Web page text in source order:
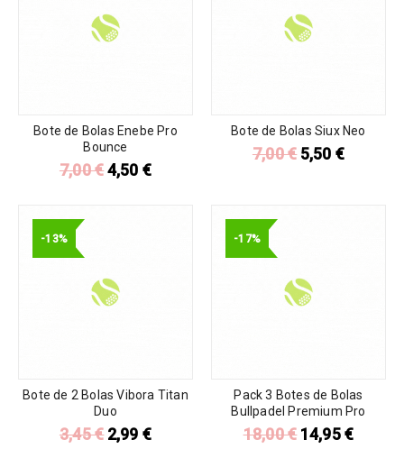
Bote de Bolas Enebe Pro
Bounce
7,00€4,50 €
Bote de Bolas Siux Neo
7,00€ 5,50 €
-13%
Bote de 2 Bolas Vibora Titan
Duo
3,45€ 2,99 €
-17%
Pack 3 Botes de Bolas
Bullpadel Premium Pro
18,00€ 14,95€